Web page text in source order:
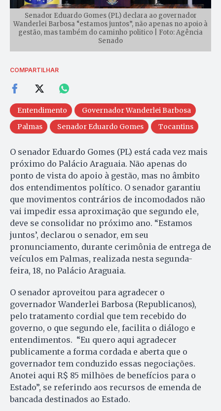
Senador Eduardo Gomes (PL) declara ao governador
Wanderlei Barbosa “estamos juntos”, não apenas no apoio à
gestão, mas também do caminho politico | Foto: Agência
Senado
COMPARTILHAR
Entendimento
Governador Wanderlei Barbosa
Palmas
Senador Eduardo Gomes Tocantins
O senador Eduardo Gomes (PL) está cada vez mais
próximo do Palácio Araguaia. Não apenas do
ponto de vista do apoio à gestão, mas no âmbito
dos entendimentos político. O senador garantiu
que movimentos contrários de incomodados não
vai impedir essa aproximação que segundo ele,
deve se consolidar no próximo ano. “Estamos
juntos’, declarou o senador, em seu
pronunciamento, durante cerimônia de entrega de
veículos em Palmas, realizada nesta segunda-
feira, 18, no Palácio Araguaia.
O senador aproveitou para agradecer o
governador Wanderlei Barbosa (Republicanos),
pelo tratamento cordial que tem recebido do
governo, o que segundo ele, facilita o diálogo e
entendimentos. “Eu quero aqui agradecer
publicamente a forma cordada e aberta que o
governador tem conduzido essas negociações.
Anotei aqui R$ 85 milhões de benefícios para o
Estado”, se referindo aos recursos de emenda de
bancada destinados ao Estado.